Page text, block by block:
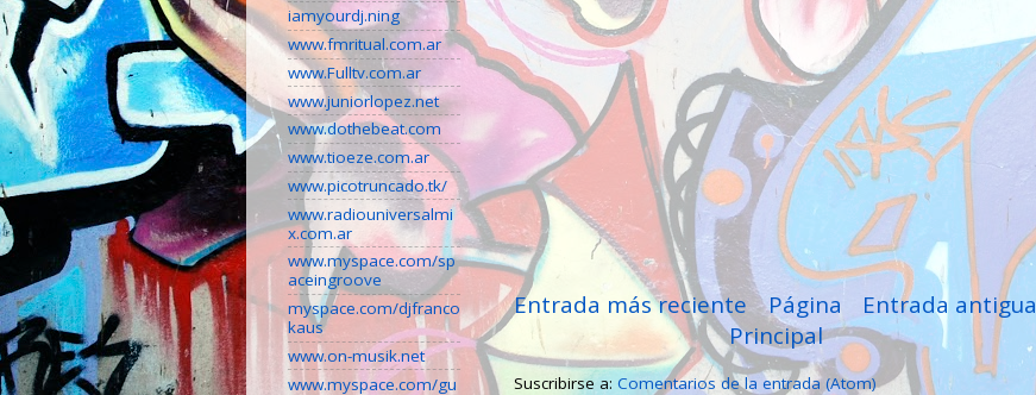
Entrada más reciente Entrada antigua
Página
Principal
Suscribirse a: Comentarios de la entrada (Atom)
iamyourdj.ning
www.fmritual.com.ar
www.Fulltv.com.ar
www.juniorlopez.net
www.dothebeat.com
www.tioeze.com.ar
www.picotruncado.tk/
www.radiouniversalmi
x.com.ar
www.myspace.com/sp
aceingroove
myspace.com/djfranco
kaus
www.on-musik.net
www.myspace.com/gu